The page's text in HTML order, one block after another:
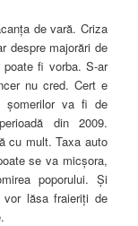
de vară. Criza
despre majorări de
fi vorba. S-ar
nu cred. Cert e
şomerilor va fi de
din 2009.
cu mult. Taxa auto
se va micşora,
poporului. Şi
lăsa fraieriţi de